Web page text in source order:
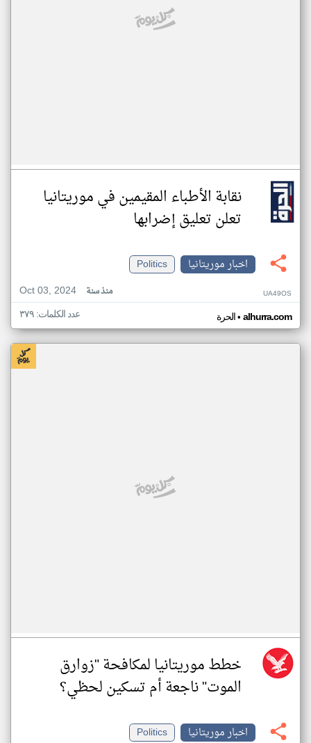
نقابة الأطباء المقيمين في موريتانيا
تعلن تعليق إضرابها
اخبار موريتانيا
Politics
Oct 03, 2024
منذ سنة UA49OS
الحرة• alhurra.com عدد الكلمات: ٣٧٩
خطط موريتانيا لمكافحة "زوارق
الموت" ناجعة أم تسكين لحظي؟
اخبار موريتانيا
Politics